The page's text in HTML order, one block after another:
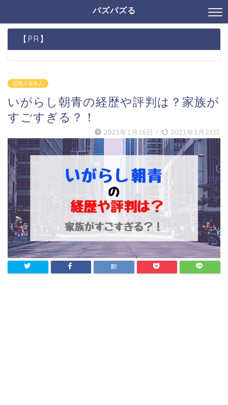
バズバズる
【PR】
芸能人有名人
いがらし朝青の経歴や評判は？家族が
すごすぎる？！
2021年1月16日 / 2021年1月21日